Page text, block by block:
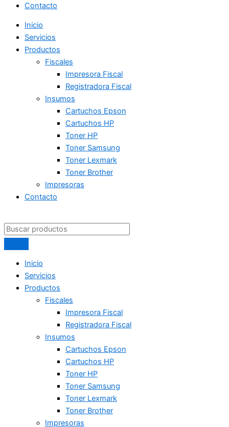
Contacto
Inicio
Servicios
Productos
Fiscales
Impresora Fiscal
Registradora Fiscal
Insumos
Cartuchos Epson
Cartuchos HP
Toner HP
Toner Samsung
Toner Lexmark
Toner Brother
Impresoras
Contacto
Inicio
Servicios
Productos
Fiscales
Impresora Fiscal
Registradora Fiscal
Insumos
Cartuchos Epson
Cartuchos HP
Toner HP
Toner Samsung
Toner Lexmark
Toner Brother
Impresoras